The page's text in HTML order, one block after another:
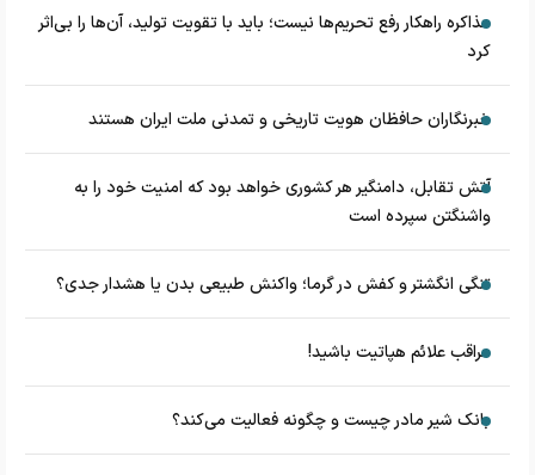
مذاکره راهکار رفع تحریم‌ها نیست؛ باید با تقویت تولید، آن‌ها را بی‌اثر
کرد
خبرنگاران حافظان هویت تاریخی و تمدنی ملت ایران هستند
آتش تقابل، دامنگیر هر کشوری خواهد بود که امنیت خود را به
واشنگتن سپرده است
تنگی انگشتر و کفش در گرما؛ واکنش طبیعی بدن یا هشدار جدی؟
مراقب علائم هپاتیت باشید!
بانک شیر مادر چیست و چگونه فعالیت می‌کند؟